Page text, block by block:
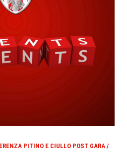
PITINO E CIULLO POST GARA /